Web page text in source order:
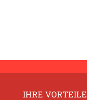
IHRE VORTEILE